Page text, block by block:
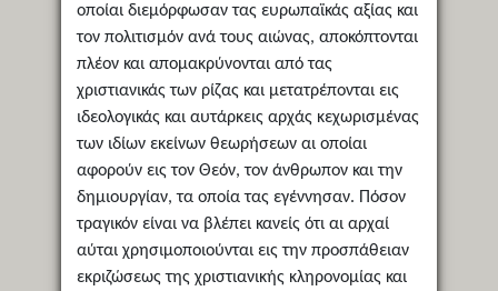
οποίαι διεμόρφωσαν τας ευρωπαϊκάς αξίας και
τον πολιτισμόν ανά τους αιώνας, αποκόπτονται
πλέον και απομακρύνονται από τας
χριστιανικάς των ρίζας και μετατρέπονται εις
ιδεολογικάς και αυτάρκεις αρχάς κεχωρισμένας
των ιδίων εκείνων θεωρήσεων αι οποίαι
αφορούν εις τον Θεόν, τον άνθρωπον και την
δημιουργίαν, τα οποία τας εγέννησαν. Πόσον
τραγικόν είναι να βλέπει κανείς ότι αι αρχαί
αύται χρησιμοποιούνται εις την προσπάθειαν
εκριζώσεως της χριστιανικής κληρονομίας και